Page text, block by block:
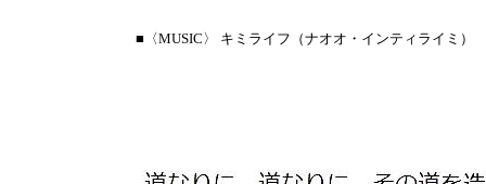
■〈MUSIC〉 キミライフ（ナオオ・インティライミ）